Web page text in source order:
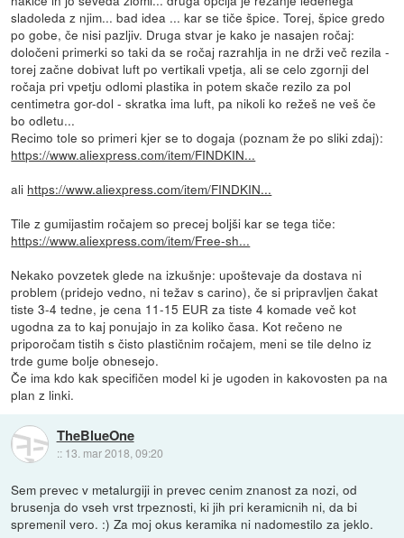
sladoleda z njim... bad idea ... kar se tiče špice. Torej, špice gredo
po gobe, če nisi pazljiv. Druga stvar je kako je nasajen ročaj:
določeni primerki so taki da se ročaj razrahlja in ne drži več rezila -
torej začne dobivat luft po vertikali vpetja, ali se celo zgornji del
ročaja pri vpetju odlomi plastika in potem skače rezilo za pol
centimetra gor-dol - skratka ima luft, pa nikoli ko režeš ne veš če
bo odletu...
Recimo tole so primeri kjer se to dogaja (poznam že po sliki zdaj):
https://www.aliexpress.com/item/FINDKIN...
ali https://www.aliexpress.com/item/FINDKIN...
Tile z gumijastim ročajem so precej boljši kar se tega tiče:
https://www.aliexpress.com/item/Free-sh...
Nekako povzetek glede na izkušnje: upoštevaje da dostava ni
problem (pridejo vedno, ni težav s carino), če si pripravljen čakat
tiste 3-4 tedne, je cena 11-15 EUR za tiste 4 komade več kot
ugodna za to kaj ponujajo in za koliko časa. Kot rečeno ne
priporočam tistih s čisto plastičnim ročajem, meni se tile delno iz
trde gume bolje obnesejo.
Če ima kdo kak specifičen model ki je ugoden in kakovosten pa na
plan z linki.
TheBlueOne
:: 13. mar 2018, 09:20
Sem prevec v metalurgiji in prevec cenim znanost za nozi, od
brusenja do vseh vrst trpeznosti, ki jih pri keramicnih ni, da bi
spremenil vero. :) Za moj okus keramika ni nadomestilo za jeklo.